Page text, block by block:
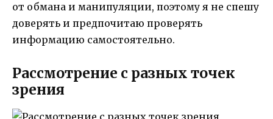
от обмана и манипуляции, поэтому я не спешу
доверять и предпочитаю проверять
информацию самостоятельно.
Рассмотрение с разных точек
зрения